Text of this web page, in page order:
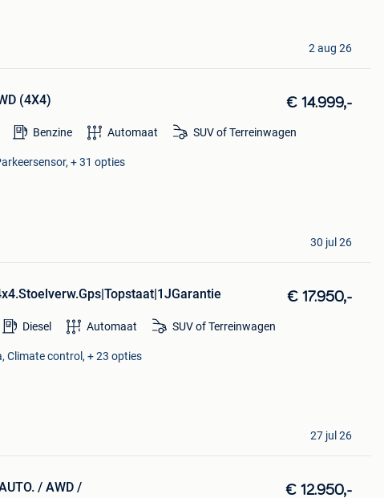
2 aug 26
(4X4) € 14.999,-
Benzine Automaat SUV of Terreinwagen
+ 31 opties
30 jul 26
€ 17.950,-
Diesel Automaat SUV of Terreinwagen
Climate control, + 23 opties
27 jul 26
/ AWD / € 12.950,-